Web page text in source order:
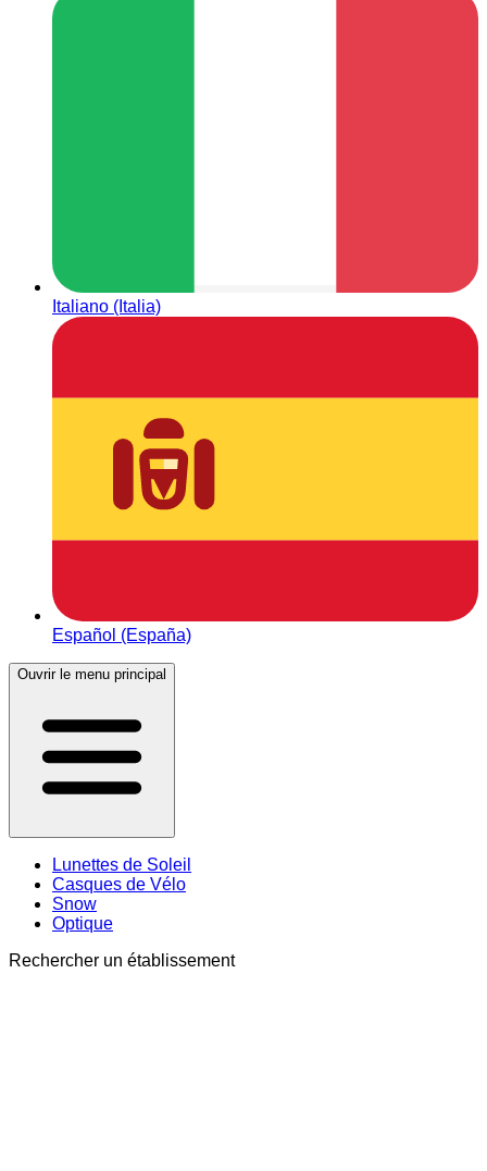
Italiano (Italia)
Español (España)
Ouvrir le menu principal
Lunettes de Soleil
Casques de Vélo
Snow
Optique
Rechercher un établissement